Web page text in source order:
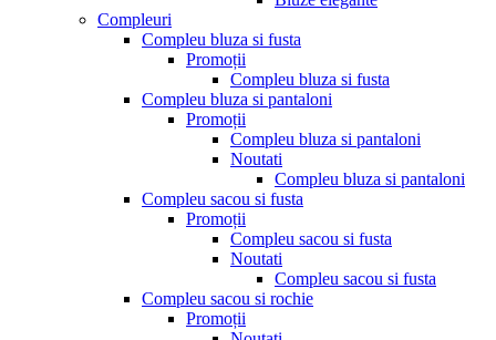
Compleuri
Compleu bluza si fusta
Promoții
Compleu bluza si fusta
Compleu bluza si pantaloni
Promoții
Compleu bluza si pantaloni
Noutati
Compleu bluza si pantaloni
Compleu sacou si fusta
Promoții
Compleu sacou si fusta
Noutati
Compleu sacou si fusta
Compleu sacou si rochie
Promoții